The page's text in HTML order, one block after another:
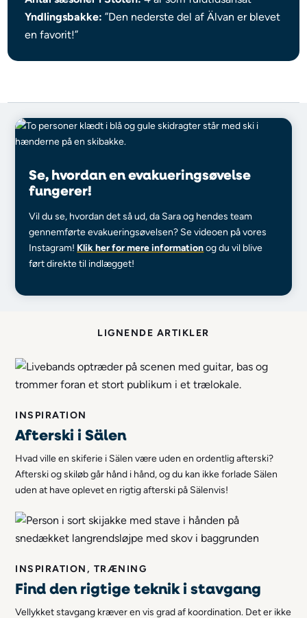
Yndlingsbakke: ”Den nederste del af Älvan er blevet
en favorit!”
Se, hvordan en evakueringsøvelse
fungerer!
Vil du se, hvordan det så ud, da Sara og hendes team
gennemførte evakueringsøvelsen? Se videoen på vores
Instagram! Klik her for mere informationog du vil blive
ført direkte til indlægget!
LIGNENDE ARTIKLER
INSPIRATION
Afterski i Sälen
Hvad ville en skiferie i Sälen være uden en ordentlig afterski?
Afterski og skiløb går hånd i hånd, og du kan ikke forlade Sälen
uden at have oplevet en rigtig afterski på Sälenvis!
INSPIRATION, TRÆNING
Find den rigtige teknik i stavgang
Vellykket stavgang kræver en vis grad af koordination. Det er ikke